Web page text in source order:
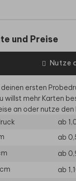
und Preise
Nutze
ersten
willst mehr Karten
an oder nutze den
ab
ab
ab
ab